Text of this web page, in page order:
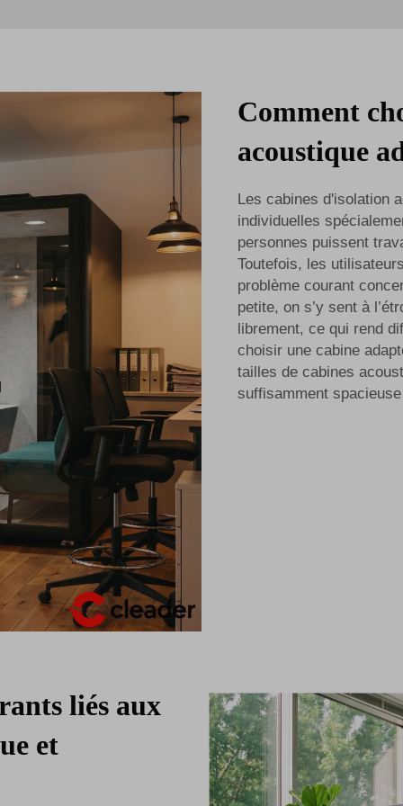
Comment
acoustique
Les cabines d'isolation
individuelles
personnes puissent
Toutefois, les
problème courant
petite, on s’y sent à
librement, ce qui rend
choisir une cabine
tailles de cabines
suffisamment
liés aux
et